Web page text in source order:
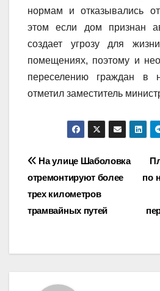
нормам и отказывались
этом если дом признан
создает угрозу для
помещениях, поэтому и
переселению граждан
отметил заместитель
Навигация
по
записям
по
На улице Шаболовка
отремонтируют более
трех километров
трамвайных путей